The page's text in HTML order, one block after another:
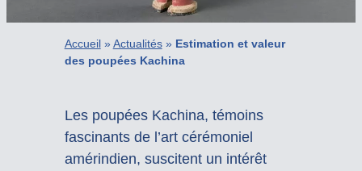
Accueil»Actualités» Estimation et valeur
des poupées Kachina
Les poupées Kachina, témoins
fascinants de l’art cérémoniel
amérindien, suscitent un intérêt